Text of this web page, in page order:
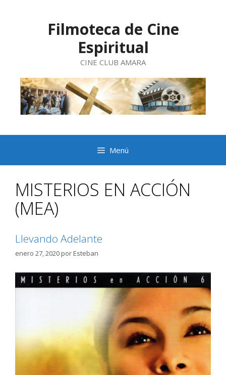
Filmoteca de Cine
Espiritual
CINE CLUB AMARA
Menú
MISTERIOS EN ACCIÓN
(MEA)
Llevando Adelante
enero 27, 2020porEsteban